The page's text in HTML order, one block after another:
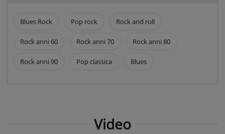
Blues Rock Pop rock Rock and roll
Rock anni 60 Rock anni 70 Rock anni 80
Rock anni 90 Pop classica Blues
Video